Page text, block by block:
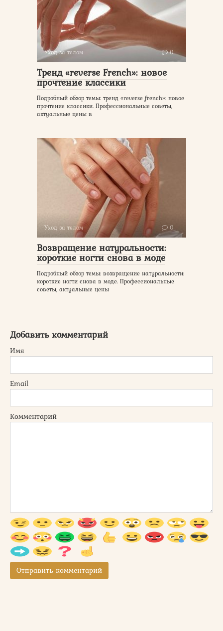
Уход за телом 0
Тренд «reverse French»: новое
прочтение классики
Подробный обзор темы: тренд «reverse french»: новое
прочтение классики. Профессиональные советы,
актуальные цены в
Уход за телом 0
Возвращение натуральности:
короткие ногти снова в моде
Подробный обзор темы: возвращение натуральности:
короткие ногти снова в моде. Профессиональные
советы, актуальные цены
Добавить комментарий
Имя
Email
Комментарий